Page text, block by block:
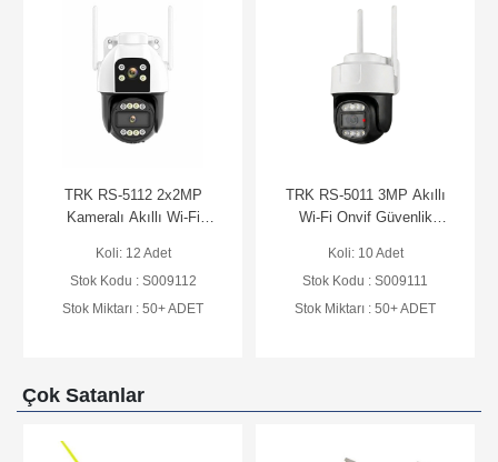
TRK RS-5112 2x2MP
Kameralı Akıllı Wi-Fi
WIFI-C22-D) TRK-K
Koli: 12 Adet
Stok Kodu : S009112
Stok Miktarı : 50+ ADET
TRK RS-5011 3MP Akıllı
Wi-Fi Onvif Güvenlik
TRK-K
Koli: 10 Adet
Stok Kodu : S009111
Stok Miktarı : 50+ ADET
Çok Satanlar